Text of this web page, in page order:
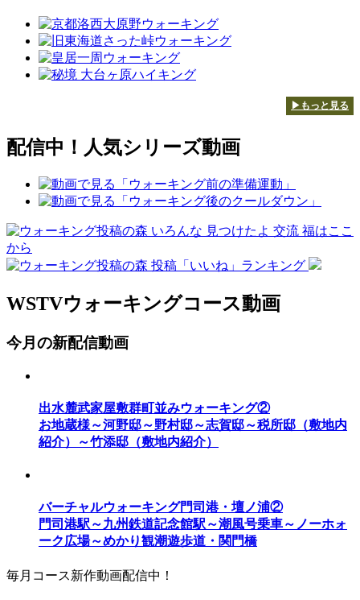
▶もっと見る
配信中！人気シリーズ動画
WSTVウォーキングコース動画
今月の新配信動画
出水麓武家屋敷群町並みウォーキング②
お地蔵様～河野邸～野村邸～志賀邸～税所邸（敷地内
紹介）～竹添邸（敷地内紹介）
バーチャルウォーキング門司港・壇ノ浦②
門司港駅～九州鉄道記念館駅～潮風号乗車～ノーホォ
ーク広場～めかり観潮遊歩道・関門橋
毎月コース新作動画配信中！